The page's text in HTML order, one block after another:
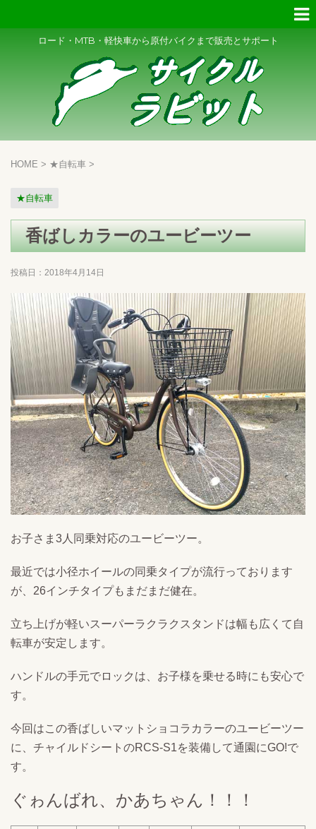
ロード・MTB・軽快車から原付バイクまで販売とサポート
HOME > ★自転車 >
★自転車
香ばしカラーのユービーツー
投稿日： 2018年4月14日
お子さま3人同乗対応のユービーツー。
最近では小径ホイールの同乗タイプが流行っております
が、26インチタイプもまだまだ健在。
立ち上げが軽いスーパーラクラクスタンドは幅も広くて自
転車が安定します。
ハンドルの手元でロックは、お子様を乗せる時にも安心で
す。
今回はこの香ばしいマットショコラカラーのユービーツー
に、チャイルドシートのRCS-S1を装備して通園にGO!で
す。
ぐゎんばれ、かあちゃん！！！